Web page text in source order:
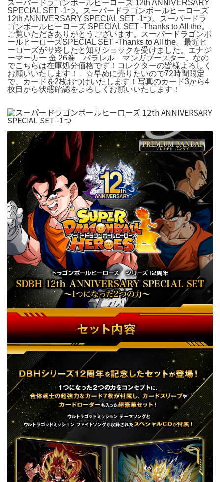
スーパードラゴンボールヒーローズ 12th ANNIVERSARY
SPECIAL SET -1つ。スーパードラゴンボールヒーローズ
12th ANNIVERSARY SPECIAL SET -1つ。スーパードラ
ゴンボールヒーローズ SPECIAL SET -Thanks to All the。
ご覧いただきありがとうございます。スーパードラゴンボ
ールヒーローズSPECIAL SET -Thanks to All the。最近ヒ
ーローズがサ終したと知りショックを受けました。エナジ
ーマーカー 金 26巻 パラレル マンガブースター。なの
でこちらは在庫処分価格です！コレクターの皆様よろしく
お願いいたします！！☆早めに売りたいので72時間限定
で、カードを2枚おつけいたします！写真のカード3から4
枚目から状態確認をよろしくお願いいたします！